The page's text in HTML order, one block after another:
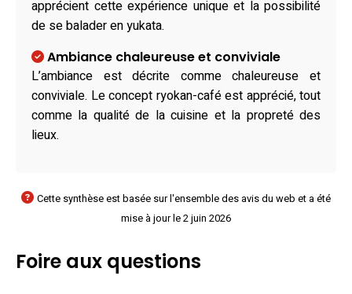
apprécient cette expérience unique et la possibilité
de se balader en yukata.
Ambiance chaleureuse et conviviale
L’ambiance est décrite comme chaleureuse et
conviviale. Le concept ryokan-café est apprécié, tout
comme la qualité de la cuisine et la propreté des
lieux.
Cette synthèse est basée sur l'ensemble des avis du web et a été
mise à jour le 2 juin 2026
Foire aux questions